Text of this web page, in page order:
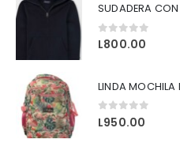
0out of 5
L800.00
LINDA MOCHILA
0out of 5
L950.00